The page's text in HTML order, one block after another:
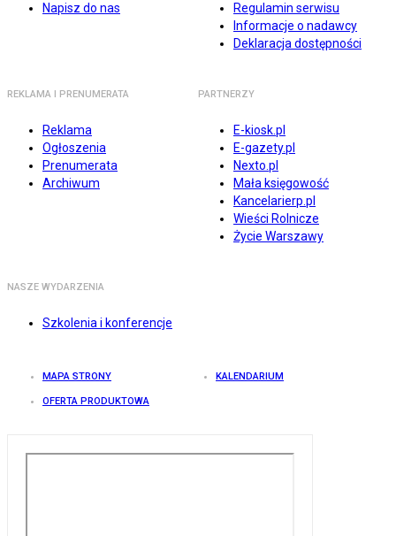
Napisz do nas
Regulamin serwisu
Informacje o nadawcy
Deklaracja dostępności
REKLAMA I PRENUMERATA
Reklama
Ogłoszenia
Prenumerata
Archiwum
PARTNERZY
E-kiosk.pl
E-gazety.pl
Nexto.pl
Mała księgowość
Kancelarierp.pl
Wieści Rolnicze
Życie Warszawy
NASZE WYDARZENIA
Szkolenia i konferencje
MAPA STRONY KALENDARIUM
OFERTA PRODUKTOWA